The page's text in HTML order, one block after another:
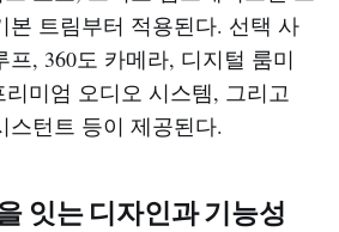
본 트림부터 적용된다. 선택 사
프, 360도 카메라, 디지털 룸미
미엄 오디오 시스템, 그리고
스턴트 등이 제공된다.
잇는 디자인과 기능성